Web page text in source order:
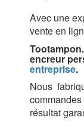
Avec une
vente en
encreur
entreprise.
Nous
résultat